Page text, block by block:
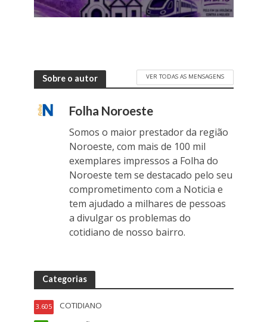
Sobre o autor VER TODAS AS MENSAGENS
Folha Noroeste
Somos o maior prestador da região
Noroeste, com mais de 100 mil
exemplares impressos a Folha do
Noroeste tem se destacado pelo seu
comprometimento com a Noticia e
tem ajudado a milhares de pessoas
a divulgar os problemas do
cotidiano de nosso bairro.
Categorias
COTIDIANO
3.605